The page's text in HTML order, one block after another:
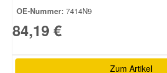
OE-Nummer: 7414N9
84,19 €
Zum Artikel